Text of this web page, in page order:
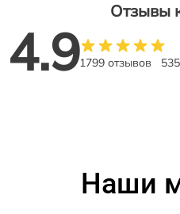
Отзывы
4.91799 отзывов
Наши